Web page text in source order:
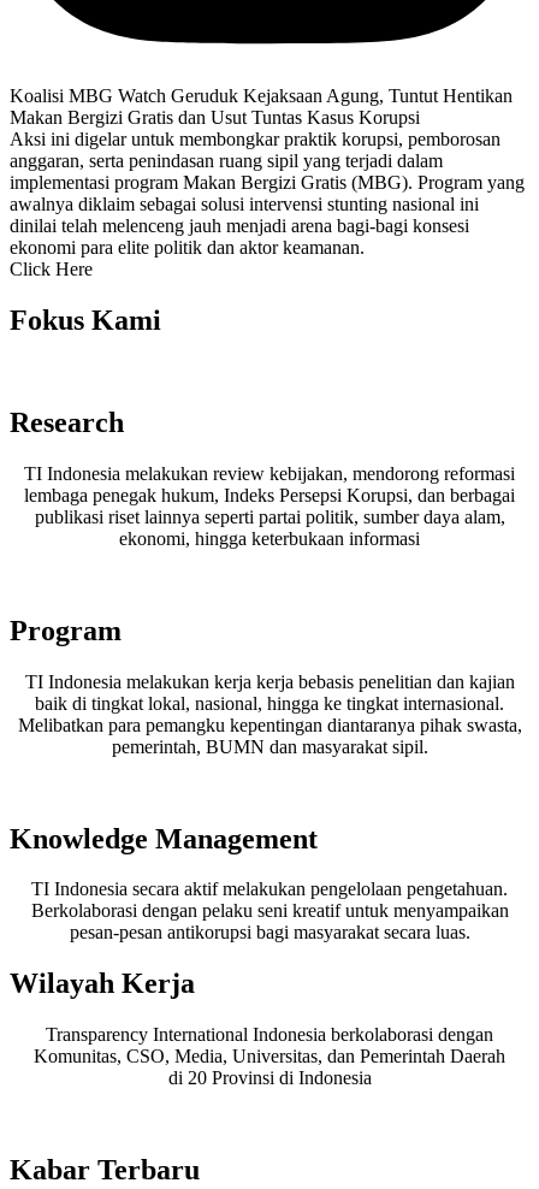
Koalisi MBG Watch Geruduk Kejaksaan Agung, Tuntut Hentikan
Makan Bergizi Gratis dan Usut Tuntas Kasus Korupsi
Aksi ini digelar untuk membongkar praktik korupsi, pemborosan
anggaran, serta penindasan ruang sipil yang terjadi dalam
implementasi program Makan Bergizi Gratis (MBG). Program yang
awalnya diklaim sebagai solusi intervensi stunting nasional ini
dinilai telah melenceng jauh menjadi arena bagi-bagi konsesi
ekonomi para elite politik dan aktor keamanan.
Click Here
Fokus Kami
Research
TI Indonesia melakukan review kebijakan, mendorong reformasi
lembaga penegak hukum, Indeks Persepsi Korupsi, dan berbagai
publikasi riset lainnya seperti partai politik, sumber daya alam,
ekonomi, hingga keterbukaan informasi
Program
TI Indonesia melakukan kerja kerja bebasis penelitian dan kajian
baik di tingkat lokal, nasional, hingga ke tingkat internasional.
Melibatkan para pemangku kepentingan diantaranya pihak swasta,
pemerintah, BUMN dan masyarakat sipil.
Knowledge Management
TI Indonesia secara aktif melakukan pengelolaan pengetahuan.
Berkolaborasi dengan pelaku seni kreatif untuk menyampaikan
pesan-pesan antikorupsi bagi masyarakat secara luas.
Wilayah Kerja
Transparency International Indonesia berkolaborasi dengan
Komunitas, CSO, Media, Universitas, dan Pemerintah Daerah
di 20 Provinsi di Indonesia
Kabar Terbaru